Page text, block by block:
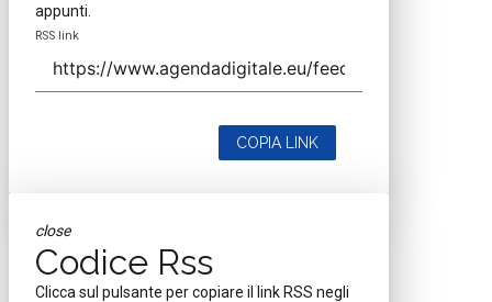
appunti.
RSS link
COPIA LINK
close
Codice Rss
Clicca sul pulsante per copiare il link RSS negli